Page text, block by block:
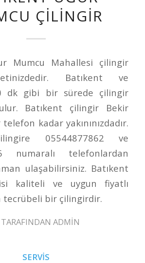
ÇILINGIR
Mumcu Mahallesi çilingir
Batıkent ve
dk gibi bir sürede çilingir
Batıkent çilingir Bekir
kadar yakınınızdadır.
05544877862 ve
numaralı telefonlardan
ulaşabilirsiniz. Batıkent
kaliteli ve uygun fiyatlı
tecrübeli bir çilingirdir.
TARAFINDAN ADMIN
SERVIS